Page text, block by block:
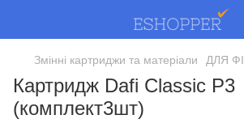
Змінні картриджи та матеріали ДЛЯ
Картридж Dafi Classic P3
(комплект3шт)